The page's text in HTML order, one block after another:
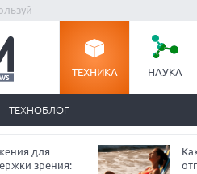
ТЕХНИКА НАУКА
ТЕХНОБЛОГ
для
зрения: